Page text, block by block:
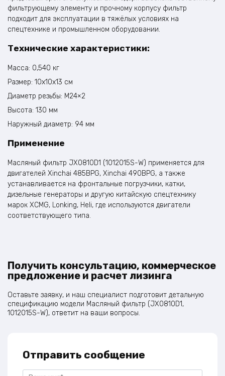
фильтрующему элементу и прочному корпусу фильтр
подходит для эксплуатации в тяжёлых условиях на
спецтехнике и промышленном оборудовании.
Технические характеристики:
Масса: 0,540 кг
Размер: 10x10x13 см
Диаметр резьбы: М24×2
Высота: 130 мм
Наружный диаметр: 94 мм
Применение
Масляный фильтр JX0810D1 (1012015S-W) применяется для
двигателей Xinchai 485BPG, Xinchai 490BPG, а также
устанавливается на фронтальные погрузчики, катки,
дизельные генераторы и другую китайскую спецтехнику
марок XCMG, Lonking, Heli, где используются двигатели
соответствующего типа.
Получить консультацию, коммерческое
предложение и расчет лизинга
Оставьте заявку, и наш специалист подготовит детальную
спецификацию модели Масляный фильтр (JX0810D1,
1012015S-W), ответит на ваши вопросы.
Отправить сообщение